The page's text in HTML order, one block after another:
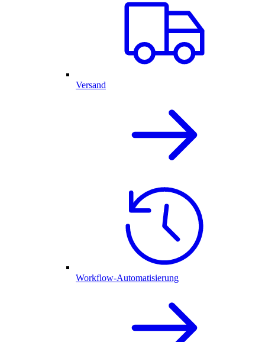
Versand
Workflow-Automatisierung